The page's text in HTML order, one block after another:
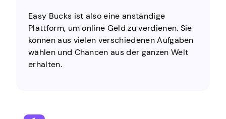
Easy Bucks ist also eine anständige
Plattform, um online Geld zu verdienen. Sie
können aus vielen verschiedenen Aufgaben
wählen und Chancen aus der ganzen Welt
erhalten.